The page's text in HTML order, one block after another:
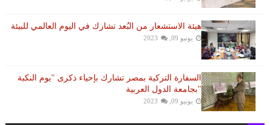
هيئة الاستشعار من البُعد تشارك في اليوم العالمي للبيئة
يونيو 09, 2023
السفارة التركية بمصر تشارك بإحياء ذكرى "يوم النكبة
"بجامعة الدول العربية
يونيو 09, 2023